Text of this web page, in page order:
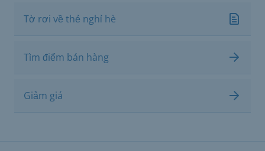
Tờ rơi về thẻ nghỉ hè
Tìm điểm bán hàng
Giảm giá